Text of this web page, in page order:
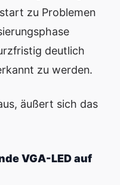
zu Problemen
deutlich
zu werden.
äußert sich das
VGA-LED auf